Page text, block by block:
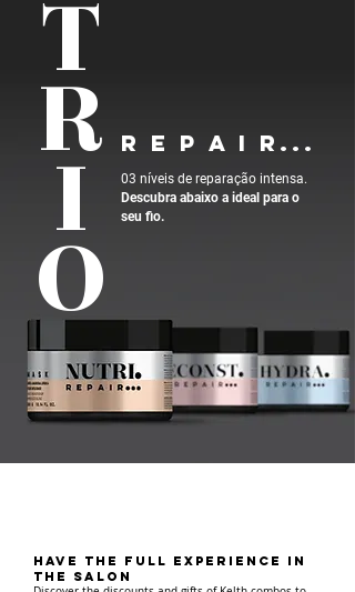
T
R
I
O
R E P A I R...
03 níveis de reparação intensa.
Descubra abaixo a ideal para o
seu fio.
have the full experience IN
THE SALON